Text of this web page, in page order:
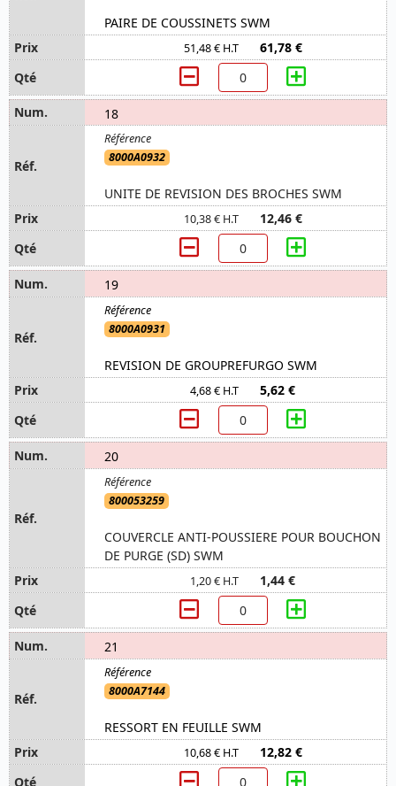
PAIRE DE COUSSINETS SWM
51,48 € H.T 61,78 €
18
8000A0932
UNITE DE REVISION DES BROCHES SWM
10,38 € H.T 12,46 €
19
8000A0931
REVISION DE GROUPREFURGO SWM
4,68 € H.T 5,62 €
20
800053259
COUVERCLE ANTI-POUSSIERE POUR BOUCHON
DE PURGE (SD) SWM
1,20 € H.T 1,44 €
21
8000A7144
RESSORT EN FEUILLE SWM
10,68 € H.T 12,82 €